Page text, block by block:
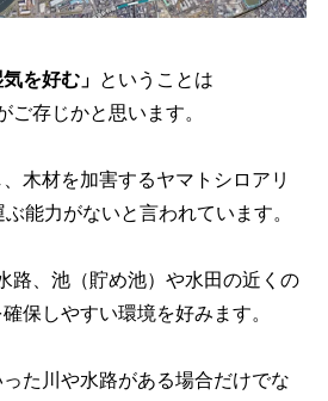
を好む」 ということは
ご存じかと思います。
木材を加害するヤマトシロアリ
能力がないと言われています。
路、池（貯め池）や水田の近くの
保しやすい環境を好みます。
た川や水路がある場合だけでな